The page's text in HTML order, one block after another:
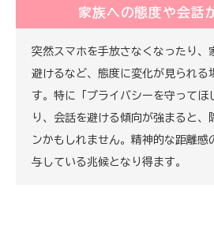
家族への態度や会話
突然スマホを手放さなくなったり、
避けるなど、態度に変化が見られる
す。特に「プライバシーを守ってほ
り、会話を避ける傾向が強まると、
ンかもしれません。精神的な距離感
与している兆候となり得ます。